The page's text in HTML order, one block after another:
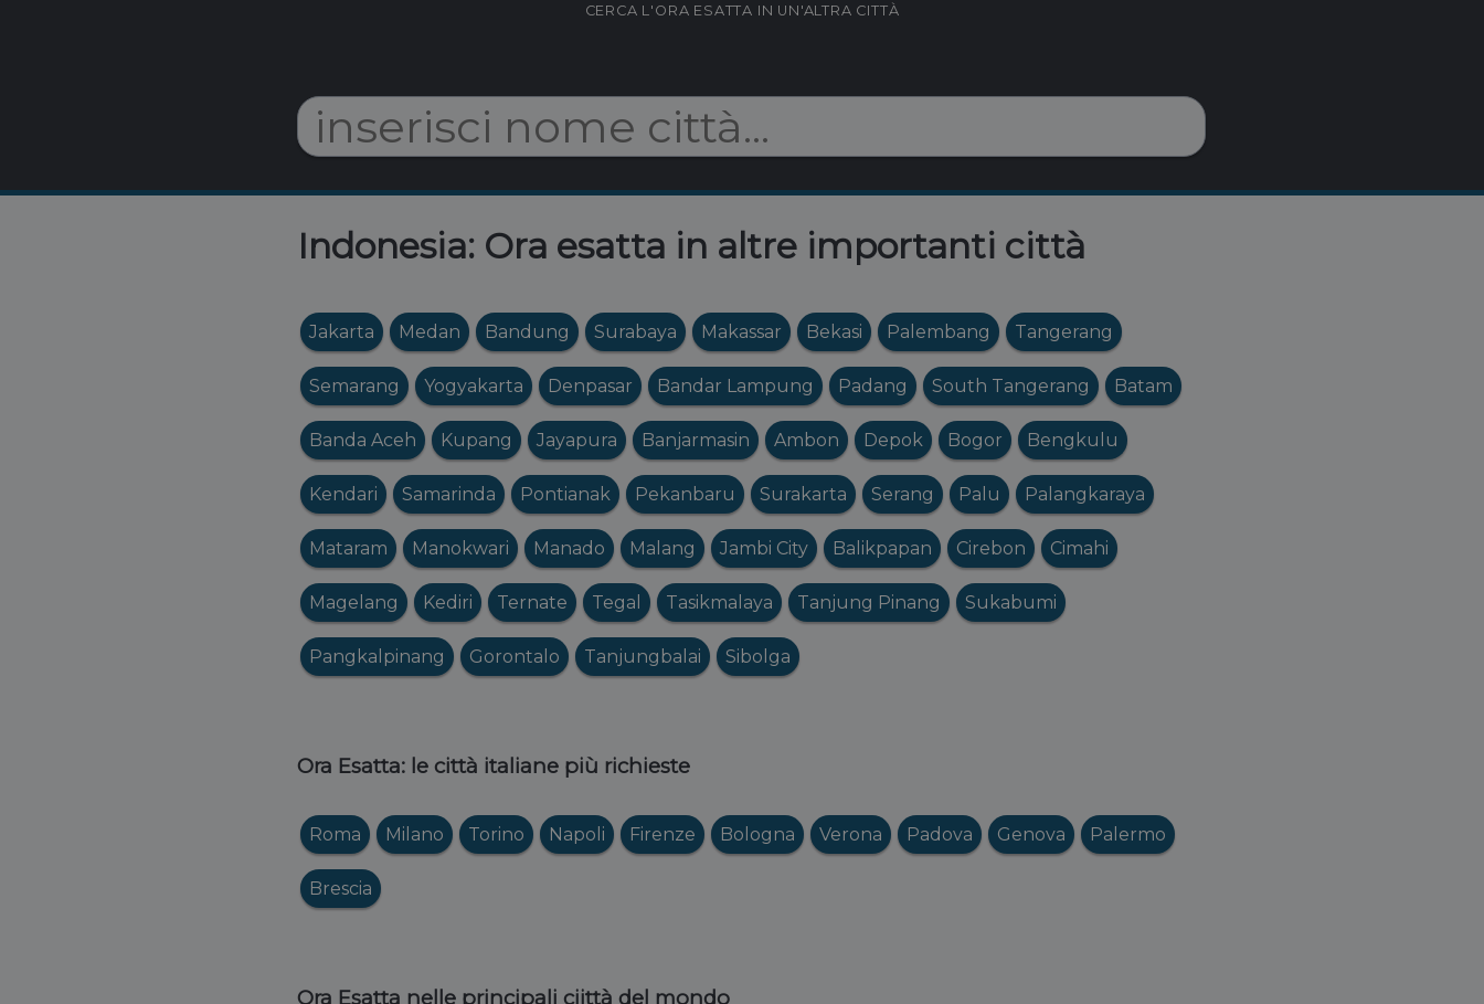
CERCA L'ORA ESATTA IN UN'ALTRA CITTÀ
Indonesia: Ora esatta in altre importanti città
Jakarta Medan Bandung Surabaya Makassar Bekasi Palembang Tangerang
Semarang Yogyakarta Denpasar Bandar Lampung Padang South Tangerang Batam
Banda Aceh Kupang Jayapura Banjarmasin Ambon Depok Bogor Bengkulu
Kendari Samarinda Pontianak Pekanbaru Surakarta Serang Palu Palangkaraya
Mataram Manokwari Manado Malang Jambi City Balikpapan Cirebon Cimahi
Magelang Kediri Ternate Tegal Tasikmalaya Tanjung Pinang Sukabumi
Pangkalpinang Gorontalo Tanjungbalai Sibolga
Ora Esatta: le città italiane più richieste
Roma Milano Torino Napoli Firenze Bologna Verona Padova Genova Palermo
Brescia
Ora Esatta nelle principali ciittà del mondo